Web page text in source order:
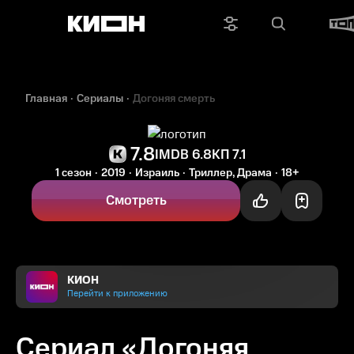
Главная Сериалы Догоняя смерть
7.8IMDB 6.8КП 7.1
1 сезон 2019 Израиль Триллер, Драма 18+
Смотреть
КИОН
Перейти к приложению